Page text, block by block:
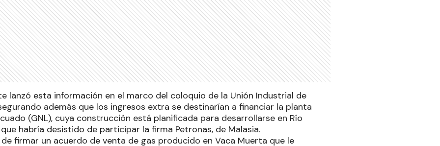
lanzó esta información en el marco del coloquio de la Unión Industrial de
además que los ingresos extra se destinarían a financiar la planta
(GNL), cuya construcción está planificada para desarrollarse en Río
habría desistido de participar la firma Petronas, de Malasia.
firmar un acuerdo de venta de gas producido en Vaca Muerta que le